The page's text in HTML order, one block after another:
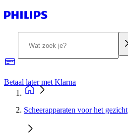
Betaal later met Klarna
Scheerapparaten voor het gezicht